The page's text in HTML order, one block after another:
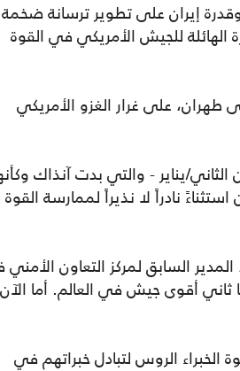
إيران على تطوير ترسانة ضخمة
الهائلة للجيش الأمريكي في القوة
على غرار الغزو الأمريكي
يناير - والتي بدت آنذاك
نادراً لا نذيراً لممارسة القوة
السابق لمركز التعاون
ثاني أقوى جيش في العالم. أما
الروس لتبادل خبراتهم في